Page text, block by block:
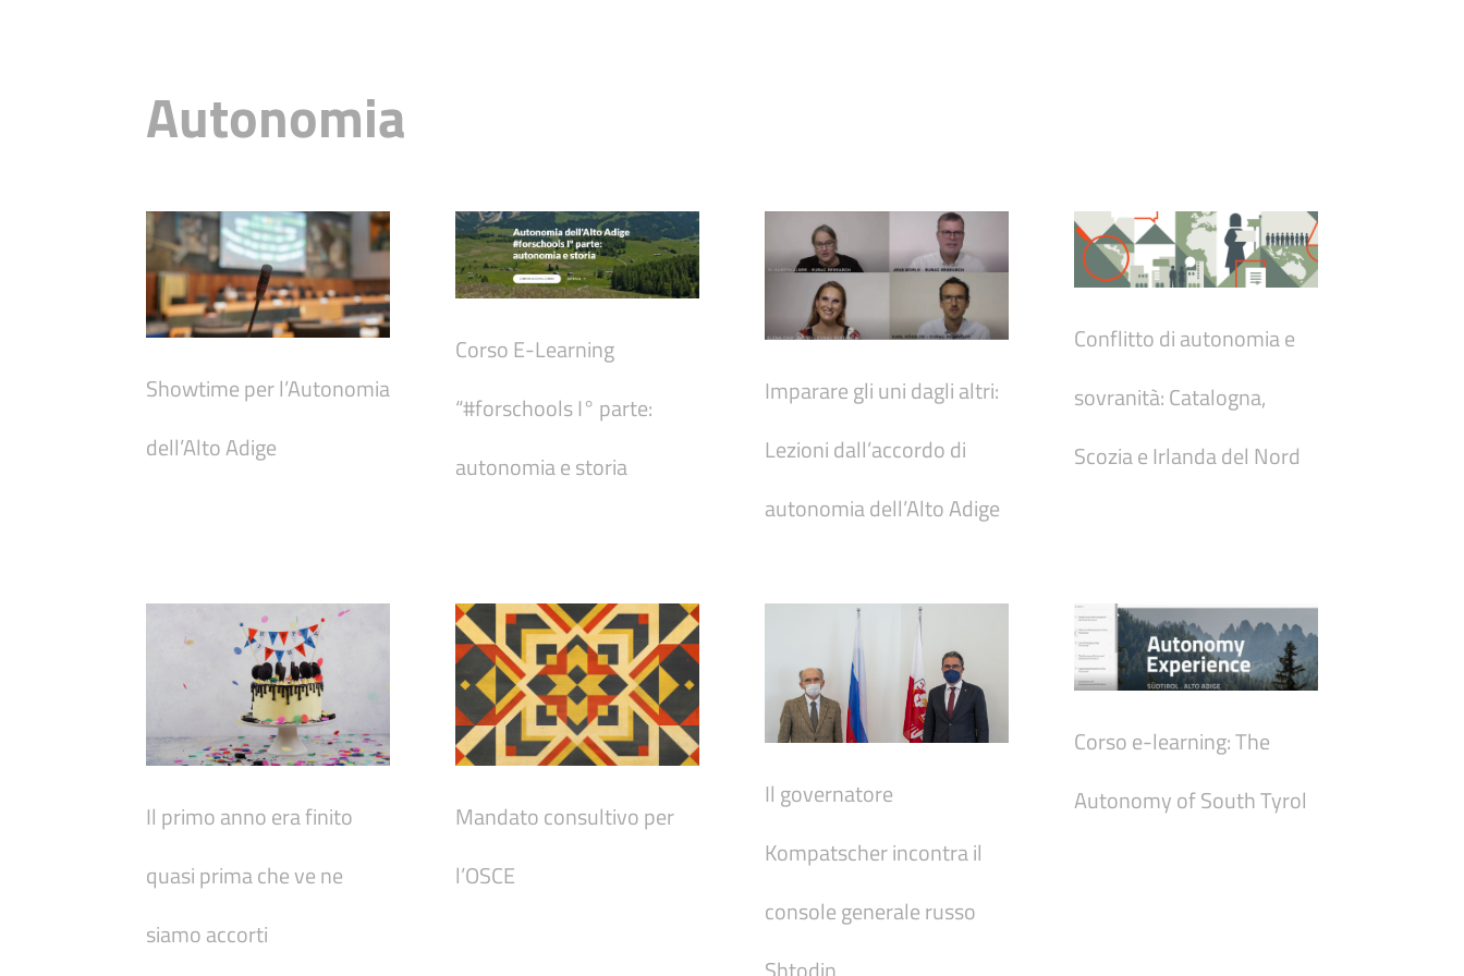
Autonomia
Showtime per l’Autonomia
dell’Alto Adige
Corso E-Learning
“#forschools I° parte:
autonomia e storia
Imparare gli uni dagli altri:
Lezioni dall’accordo di
autonomia dell’Alto Adige
Conflitto di autonomia e
sovranità: Catalogna,
Scozia e Irlanda del Nord
Il primo anno era finito
quasi prima che ve ne
siamo accorti
Mandato consultivo per
l’OSCE
Il governatore
Kompatscher incontra il
console generale russo
Corso e-learning: The
Autonomy of South Tyrol